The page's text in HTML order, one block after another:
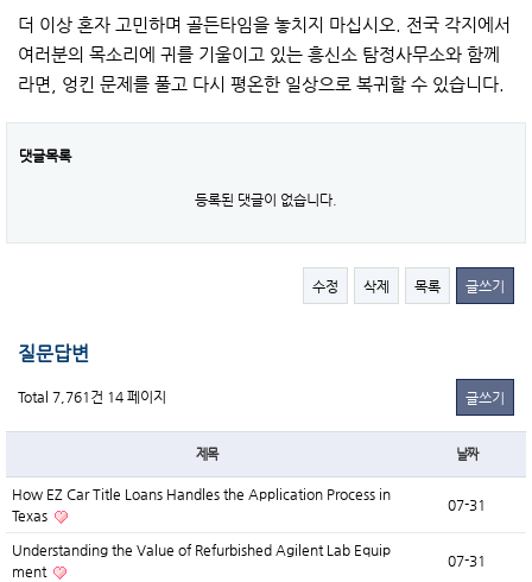
더 이상 혼자 고민하며 골든타임을 놓치지 마십시오. 전국 각지에서
여러분의 목소리에 귀를 기울이고 있는 흥신소 탐정사무소와 함께
라면, 엉킨 문제를 풀고 다시 평온한 일상으로 복귀할 수 있습니다.
댓글목록
등록된 댓글이 없습니다.
수정 삭제 목록 글쓰기
질문답변
Total 7,761건 14 페이지 글쓰기
제목 날짜
How EZ Car Title Loans Handles the Application Process in
Texas
07-31
Understanding the Value of Refurbished Agilent Lab Equip
ment
07-31